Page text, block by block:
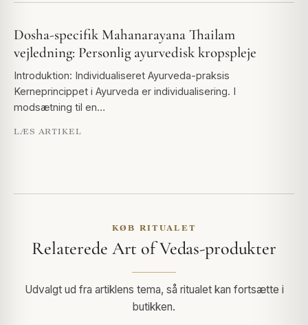
Dosha-specifik Mahanarayana Thailam
vejledning: Personlig ayurvedisk kropspleje
Introduktion: Individualiseret Ayurveda-praksis
Kerneprincippet i Ayurveda er individualisering. I
modsætning til en…
LÆS ARTIKEL
KØB RITUALET
Relaterede Art of Vedas-produkter
Udvalgt ud fra artiklens tema, så ritualet kan fortsætte i
butikken.